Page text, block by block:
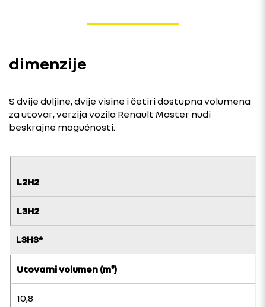
dimenzije
S dvije duljine, dvije visine i četiri dostupna volumena
za utovar, verzija vozila Renault Master nudi
beskrajne mogućnosti.
L2H2
L3H2
L3H3*
Utovarni volumen (m³)
10,8